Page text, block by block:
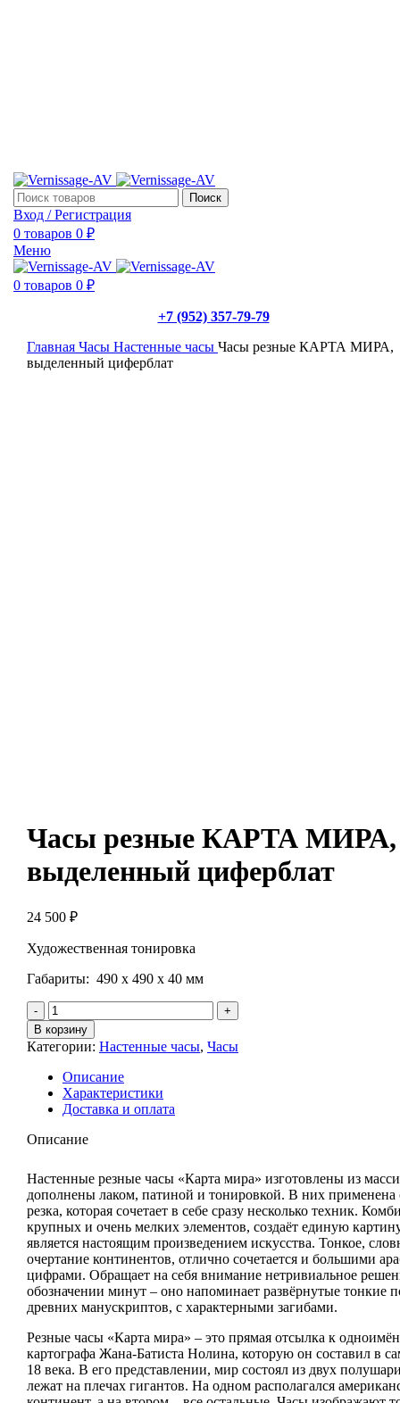
Поиск
Вход / Регистрация
0 товаров 0 ₽
Меню
0 товаров 0 ₽
+7 (952) 357-79-79
Главная Часы Настенные часы Часы резные КАРТА МИРА,
выделенный циферблат
Часы резные КАРТА МИРА,
выделенный циферблат
24 500 ₽
Художественная тонировка
Габариты: 490 х 490 х 40 мм
Количество
Часы
резные
КАРТА
МИРА,
выделенный
циферблат
В корзину
Категории: Настенные часы, Часы
Описание
Характеристики
Доставка и оплата
Описание
Настенные резные часы «Карта мира» изготовлены из
дополнены лаком, патиной и тонировкой. В них применена
резка, которая сочетает в себе сразу несколько техник.
крупных и очень мелких элементов, создаёт единую
является настоящим произведением искусства. Тонкое,
очертание континентов, отлично сочетается и большими
цифрами. Обращает на себя внимание нетривиальное
обозначении минут – оно напоминает развёрнутые тонкие
древних манускриптов, с характерными загибами.
Резные часы «Карта мира» – это прямая отсылка к
картографа Жана-Батиста Нолина, которую он составил в
18 века. В его представлении, мир состоял из двух
лежат на плечах гигантов. На одном располагался